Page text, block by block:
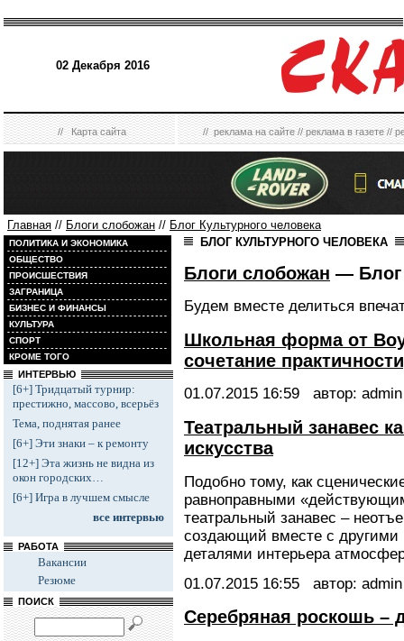
02 Декабря 2016
//Карта сайта //реклама на сайте//реклама в газете//
Главная // Блоги слобожан // Блог Культурного человека
ПОЛИТИКА И ЭКОНОМИКА
ОБЩЕСТВО
ПРОИСШЕСТВИЯ
ЗАГРАНИЦА
БИЗНЕС И ФИНАНСЫ
КУЛЬТУРА
СПОРТ
КРОМЕ ТОГО
ИНТЕРВЬЮ
[6+] Тридцатый турнир:
престижно, массово, всерьёз
Тема, поднятая ранее
[6+] Эти знаки – к ремонту
[12+] Эта жизнь не видна из
окон городских…
[6+] Игра в лучшем смысле
все интервью
РАБОТА
Вакансии
Резюме
ПОИСК
БЛОГ КУЛЬТУРНОГО ЧЕЛОВЕКА
Блоги слобожан — Блог
Будем вместе делиться
Школьная форма от
сочетание
01.07.2015 16:59 автор: admin
Театральный занавес
искусства
Подобно тому, как
равноправными
театральный занавес –
создающий вместе с
деталями интерьера
01.07.2015 16:55 автор: admin
Серебряная роскошь –